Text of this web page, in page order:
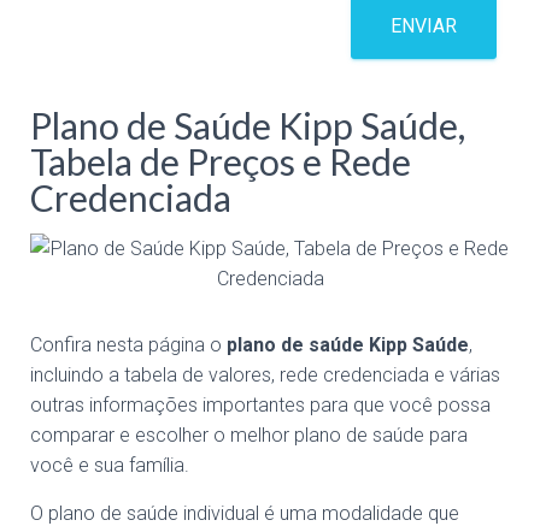
Plano de Saúde Kipp Saúde,
Tabela de Preços e Rede
Credenciada
Confira nesta página o plano de saúde Kipp Saúde,
incluindo a tabela de valores, rede credenciada e várias
outras informações importantes para que você possa
comparar e escolher o melhor plano de saúde para
você e sua família.
O plano de saúde individual é uma modalidade que
ENVIAR